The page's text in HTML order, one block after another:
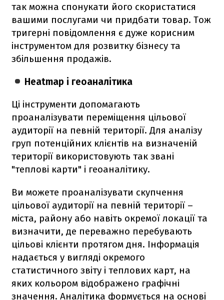
так можна спонукати його скористатися
вашими послугами чи придбати товар. Тож
тригерні повідомлення є дуже корисним
інструментом для розвитку бізнесу та
збільшення продажів.
Heatmap і геоаналітика
Ці інструменти допомагають
проаналізувати переміщення цільової
аудиторії на певній території. Для аналізу
груп потенційних клієнтів на визначеній
території використовують так звані
"теплові карти" і геоаналітику.
Ви можете проаналізувати скупчення
цільової аудиторії на певній території –
міста, району або навіть окремої локації та
визначити, де переважно перебувають
цільові клієнти протягом дня. Інформація
надається у вигляді окремого
статистичного звіту і теплових карт, на
яких кольором відображено графічні
значення. Аналітика формується на основі